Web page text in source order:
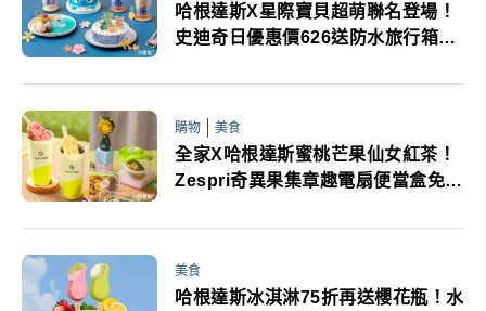
哈根達斯X星際寶貝超萌聯名登場！
史迪奇日優惠價626送防水旅行箱貼
購物 美食
全家X哈根達斯蜜桃芒果仙女紅茶！
Zespri奇異果集章趣電扇便當盒免費
美食
哈根達斯冰淇淋75折再送櫻花瓶！水